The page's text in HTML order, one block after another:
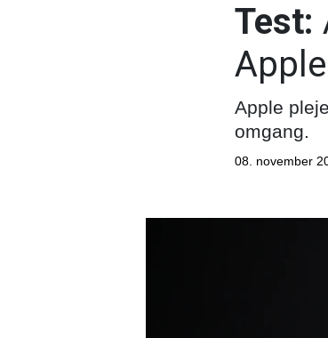
Test:
Apple
omgang.
08. november